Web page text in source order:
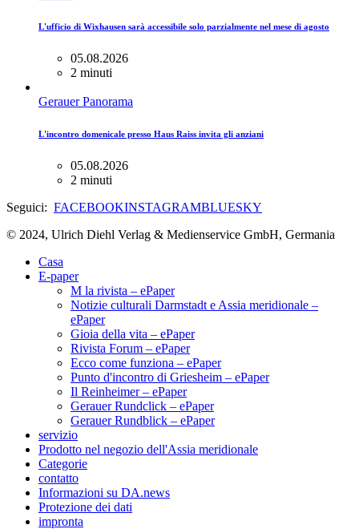
L'ufficio di Wixhausen sarà accessibile solo parzialmente nel mese di agosto
05.08.2026
2 minuti
Gerauer Panorama
L'incontro domenicale presso Haus Raiss invita gli anziani
05.08.2026
2 minuti
Seguici: FACEBOOKINSTAGRAMBLUESKY
© 2024, Ulrich Diehl Verlag & Medienservice GmbH, Germania
Casa
E-paper
M la rivista – ePaper
Notizie culturali Darmstadt e Assia meridionale –
ePaper
Gioia della vita – ePaper
Rivista Forum – ePaper
Ecco come funziona – ePaper
Punto d'incontro di Griesheim – ePaper
Il Reinheimer – ePaper
Gerauer Rundclick – ePaper
Gerauer Rundblick – ePaper
servizio
Prodotto nel negozio dell'Assia meridionale
Categorie
contatto
Informazioni su DA.news
Protezione dei dati
impronta